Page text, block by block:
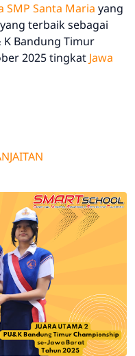
SMP Santa Maria yang
terbaik sebagai
K Bandung Timur
2025 tingkat Jawa